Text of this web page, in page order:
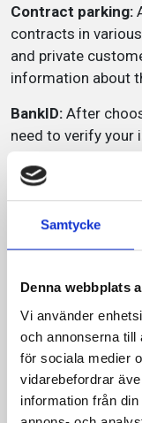
Samtycke
Denna webbplats
Vi använder
och annonserna till
för sociala medier
vidarebefordrar
information från
Contract parking:
contracts in
and private
information about
BankID: After
need to verify your
Rent a parking
Service
Outdoor
132 p-platser